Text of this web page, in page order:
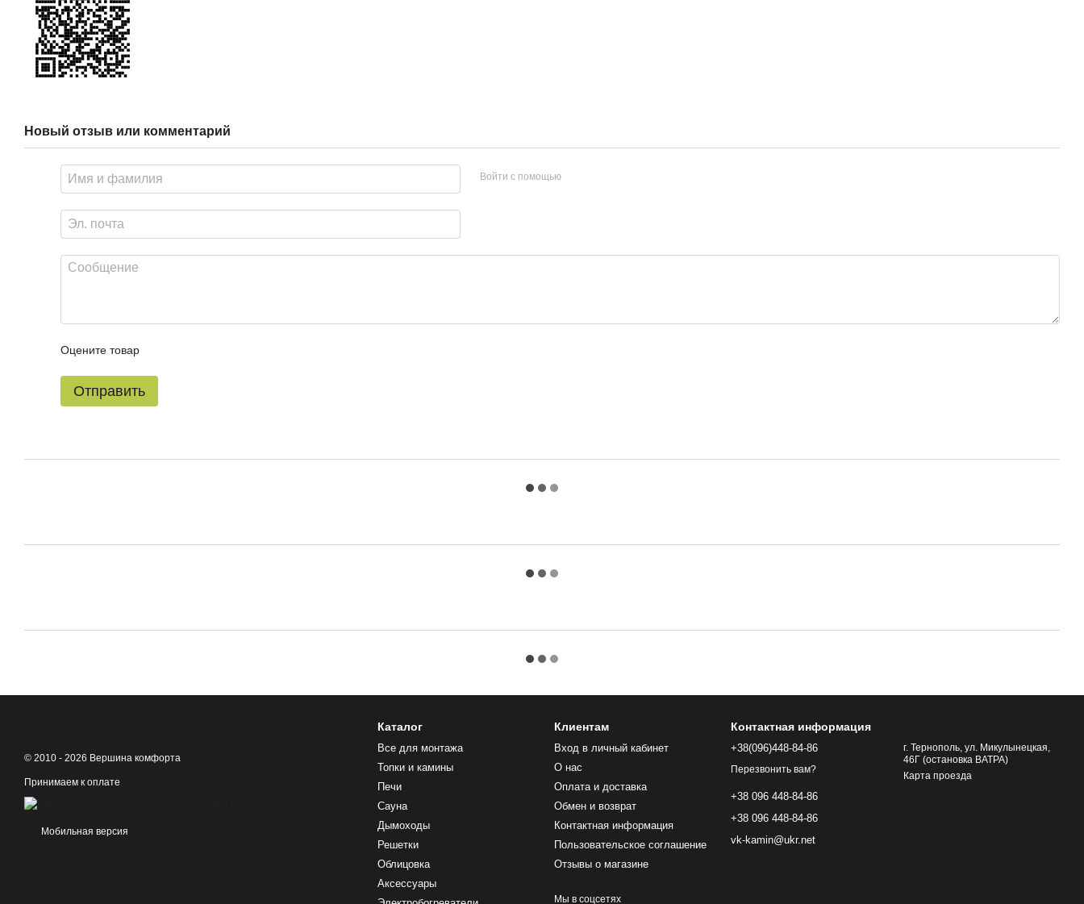
Новый отзыв или комментарий
Войти с помощью
Оцените товар
Отправить
© 2010 - 2026 Вершина комфорта
Принимаем к оплате
Мобильная версия
Каталог
Все для монтажа
Топки и камины
Печи
Сауна
Дымоходы
Решетки
Облицовка
Аксессуары
Клиентам
Вход в личный кабинет
О нас
Оплата и доставка
Обмен и возврат
Контактная информация
Пользовательское соглашение
Отзывы о магазине
Мы в соцсетях
Контактная информация
+38(096)448-84-86
Перезвонить вам?
+38 096 448-84-86
+38 096 448-84-86
vk-kamin@ukr.net
г. Тернополь, ул. Микулынецкая,
46Г (остановка ВАТРА)
Карта проезда